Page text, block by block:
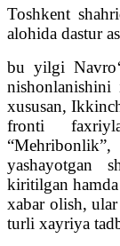
Toshkent
alohida dastur
bu yilgi
xususan,
fronti
yashayotgan
kiritilgan
xabar olish,
turli xayriya